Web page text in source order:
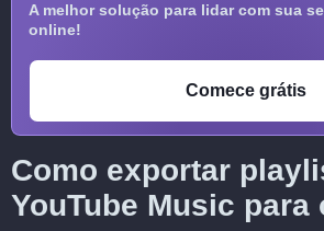
A melhor solução para lidar com sua
online!
Comece grátis
Como exportar
YouTube Music para